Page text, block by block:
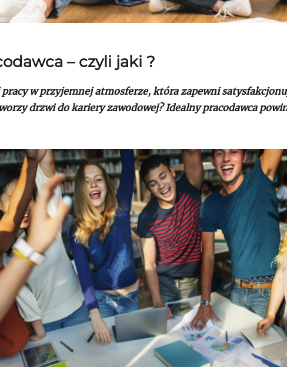
– czyli jaki ?
w przyjemnej atmosferze, która zapewni
drzwi do kariery zawodowej? Idealny pracodawca